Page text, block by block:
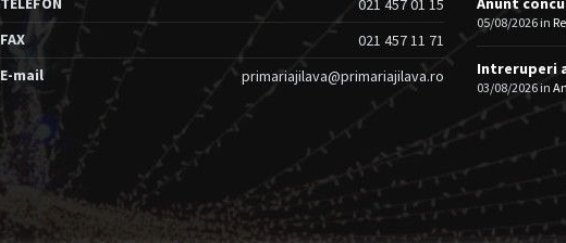
021 457 01 15
FAX
021 457 11 71
E-mail
primariajilava@primariajilava.ro
05/08/2026 in
Intreruperi
03/08/2026 in